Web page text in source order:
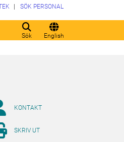
Sök English
SÖK PERSONAL
KONTAKT
SKRIV UT